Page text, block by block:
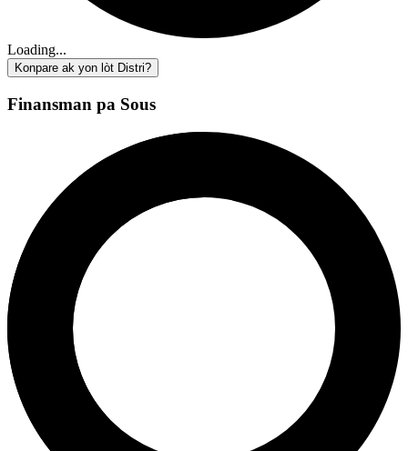
Loading...
Konpare ak yon lòt Distri?
Finansman pa Sous